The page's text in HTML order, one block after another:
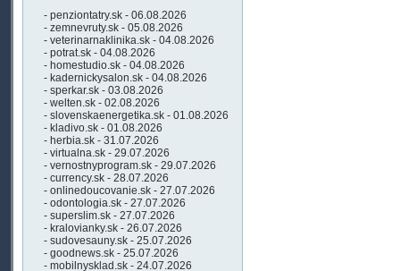
- penziontatry.sk - 06.08.2026
- zemnevruty.sk - 05.08.2026
- veterinarnaklinika.sk - 04.08.2026
- potrat.sk - 04.08.2026
- homestudio.sk - 04.08.2026
- kadernickysalon.sk - 04.08.2026
- sperkar.sk - 03.08.2026
- welten.sk - 02.08.2026
- slovenskaenergetika.sk - 01.08.2026
- kladivo.sk - 01.08.2026
- herbia.sk - 31.07.2026
- virtualna.sk - 29.07.2026
- vernostnyprogram.sk - 29.07.2026
- currency.sk - 28.07.2026
- onlinedoucovanie.sk - 27.07.2026
- odontologia.sk - 27.07.2026
- superslim.sk - 27.07.2026
- kralovianky.sk - 26.07.2026
- sudovesauny.sk - 25.07.2026
- goodnews.sk - 25.07.2026
- mobilnysklad.sk - 24.07.2026